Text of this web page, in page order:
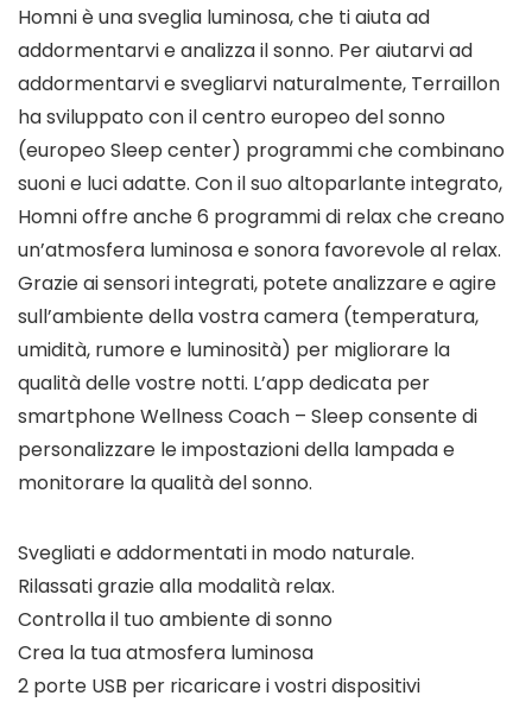
Homni è una sveglia luminosa, che ti aiuta ad
addormentarvi e analizza il sonno. Per aiutarvi ad
addormentarvi e svegliarvi naturalmente, Terraillon
ha sviluppato con il centro europeo del sonno
(europeo Sleep center) programmi che combinano
suoni e luci adatte. Con il suo altoparlante integrato,
Homni offre anche 6 programmi di relax che creano
un’atmosfera luminosa e sonora favorevole al relax.
Grazie ai sensori integrati, potete analizzare e agire
sull’ambiente della vostra camera (temperatura,
umidità, rumore e luminosità) per migliorare la
qualità delle vostre notti. L’app dedicata per
smartphone Wellness Coach – Sleep consente di
personalizzare le impostazioni della lampada e
monitorare la qualità del sonno.
Svegliati e addormentati in modo naturale.
Rilassati grazie alla modalità relax.
Controlla il tuo ambiente di sonno
Crea la tua atmosfera luminosa
2 porte USB per ricaricare i vostri dispositivi